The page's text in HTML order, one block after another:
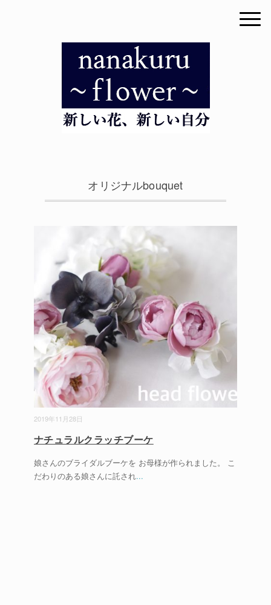
オリジナルbouquet
2019年11月28日
ナチュラルクラッチブーケ
娘さんのブライダルブーケを お母様が作られました。 こ
だわりのある娘さんに託され...